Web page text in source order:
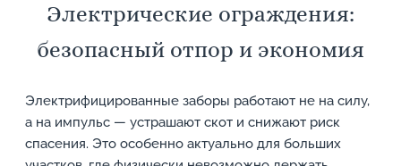
Электрические ограждения:
безопасный отпор и экономия
Электрифицированные заборы работают не на силу,
а на импульс — устрашают скот и снижают риск
спасения. Это особенно актуально для больших